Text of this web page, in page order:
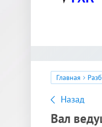
Главная
Назад
Вал